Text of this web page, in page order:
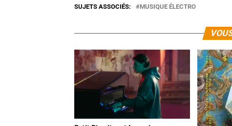
SUJETS ASSOCIÉS: MUSIQUE ÉLECTRO